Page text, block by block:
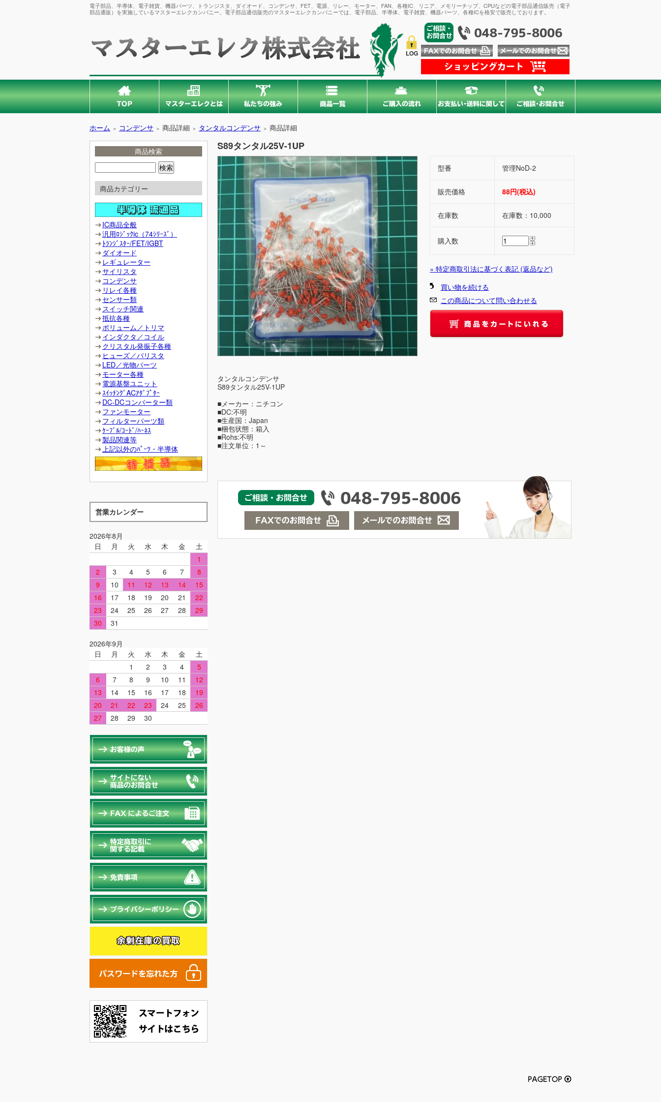
電子部品、半導体、電子雑貨、機器パーツ、トランジスタ、ダイオード、コンデンサ、FET、電源、リレー、モーター、FAN、各種IC、リニア、メモリーチップ、CPUなどの電子部品通信販売（電子
部品通販）を実施しているマスターエレクカンパニー。電子部品通信販売のマスターエレクカンパニーでは、電子部品、半導体、電子雑貨、機器パーツ、各種ICを格安で販売しております。
LOG
ホーム ＞ コンデンサ ＞ 商品詳細 ＞ タンタルコンデンサ ＞ 商品詳細
商品検索
商品カテゴリー
IC商品全般
汎用ﾛｼﾞｯｸic（74ｼﾘｰｽﾞ）
ﾄﾗﾝｼﾞｽﾀｰ/FET/IGBT
ダイオード
レギュレーター
サイリスタ
コンデンサ
リレイ各種
センサー類
スイッチ関連
抵抗各種
ボリューム／トリマ
インダクタ／コイル
クリスタル発振子各種
ヒューズ／バリスタ
LED／光物パーツ
モーター各種
電源基盤ユニット
ｽｲｯﾁﾝｸﾞACｱﾀﾞﾌﾟﾀｰ
DC-DCコンバーター類
ファンモーター
フィルターパーツ類
ｹｰﾌﾞﾙ/ｺｰﾄﾞ/ﾊｰﾈｽ
製品関連等
上記以外のﾊﾟｰﾂ・半導体
営業カレンダー
2026年8月
日
月 火 水 木 金
土
1
2
3 4 5 6 7
8
9
10 11 12 13 14
15
16
17 18 19 20 21
22
23
24 25 26 27 28
29
30
31
2026年9月
日
月 火 水 木 金
土
1
2 3 4
5
6
7 8 9 10 11
12
13
14 15 16 17 18
19
20
21 22 23 24 25
26
27
28 29 30
S89タンタル25V-1UP
型番 管理NoD-2
販売価格 88円(税込)
在庫数 在庫数：10,000
購入数
» 特定商取引法に基づく表記 (返品など)
買い物を続ける
この商品について問い合わせる
タンタルコンデンサ
S89タンタル25V-1UP
■メーカー：ニチコン
■DC:不明
■生産国：Japan
■梱包状態：箱入
■Rohs:不明
■注文単位：1～